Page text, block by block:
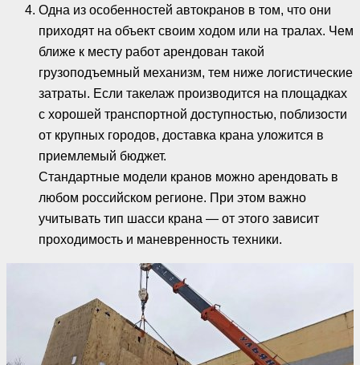
Одна из особенностей автокранов в том, что они
приходят на объект своим ходом или на тралах. Чем
ближе к месту работ арендован такой
грузоподъемный механизм, тем ниже логистические
затраты. Если такелаж производится на площадках
с хорошей транспортной доступностью, поблизости
от крупных городов, доставка крана уложится в
приемлемый бюджет.
Стандартные модели кранов можно арендовать в
любом российском регионе. При этом важно
учитывать тип шасси крана — от этого зависит
проходимость и маневренность техники.